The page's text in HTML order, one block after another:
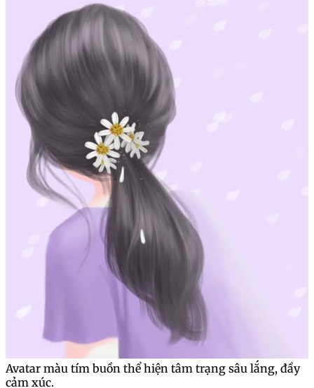
Avatar màu tím buồn thể hiện tâm trạng sâu lắng, đầy
cảm xúc.